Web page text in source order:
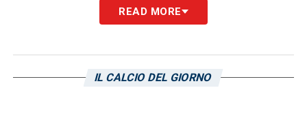
READ MORE
IL CALCIO DEL GIORNO